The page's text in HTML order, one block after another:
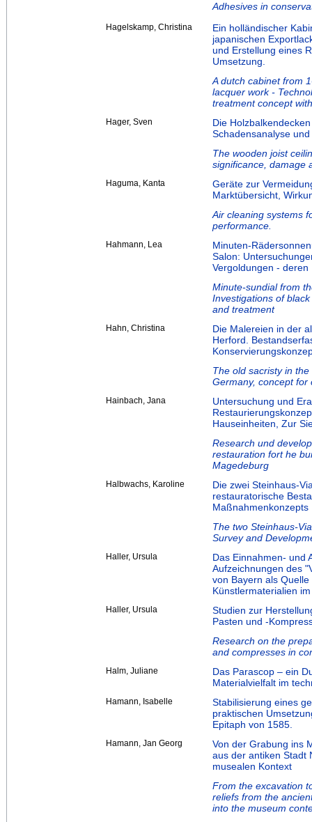
Adhesives in
Hagelskamp, Christina
Ein holländischer
japanischen
und Erstellung eines
Umsetzung.
A dutch cabinet from
lacquer work -
treatment concept
Hager, Sven
Die
Schadensanalyse
The wooden joist
significance, damage
Haguma, Kanta
Geräte zur
Marktübersicht,
Air cleaning systems
performance.
Hahmann, Lea
Minuten-
Salon:
Vergoldungen -
Minute-sundial from
Investigations of
and treatment
Hahn, Christina
Die Malereien in der
Herford.
The old sacristy in
Germany, concept for
Hainbach, Jana
Untersuchung und
Hauseinheiten, Zur
Research und
restauration fort he
Magedeburg
Halbwachs, Karoline
Die zwei Steinhaus-
restauratorische
Maßnahmenkonzepts
The two Steinhaus-
Survey and
Haller, Ursula
Das Einnahmen- und
Aufzeichnungen des
von Bayern als
Künstlermaterialien
Haller, Ursula
Studien zur
Pasten und -
Research on the
and compresses in
Halm, Juliane
Das Parascop – ein
Materialvielfalt im
Hamann, Isabelle
Stabilisierung eines
praktischen
Epitaph von 1585.
Hamann, Jan Georg
Von der Grabung ins
aus der antiken Stadt
musealen Kontext
From the excavation
reliefs from the
into the museum